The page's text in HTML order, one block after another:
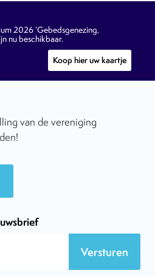
2026 ‘Gebedsgenezing,
nu beschikbaar.
Koop hier uw kaartje
van de vereniging
Versturen